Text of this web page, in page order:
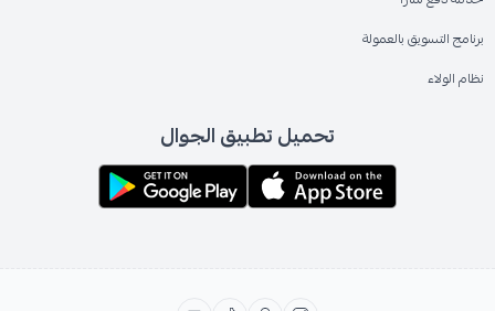
برنامج التسويق بالعمولة
نظام الولاء
تحميل تطبيق الجوال